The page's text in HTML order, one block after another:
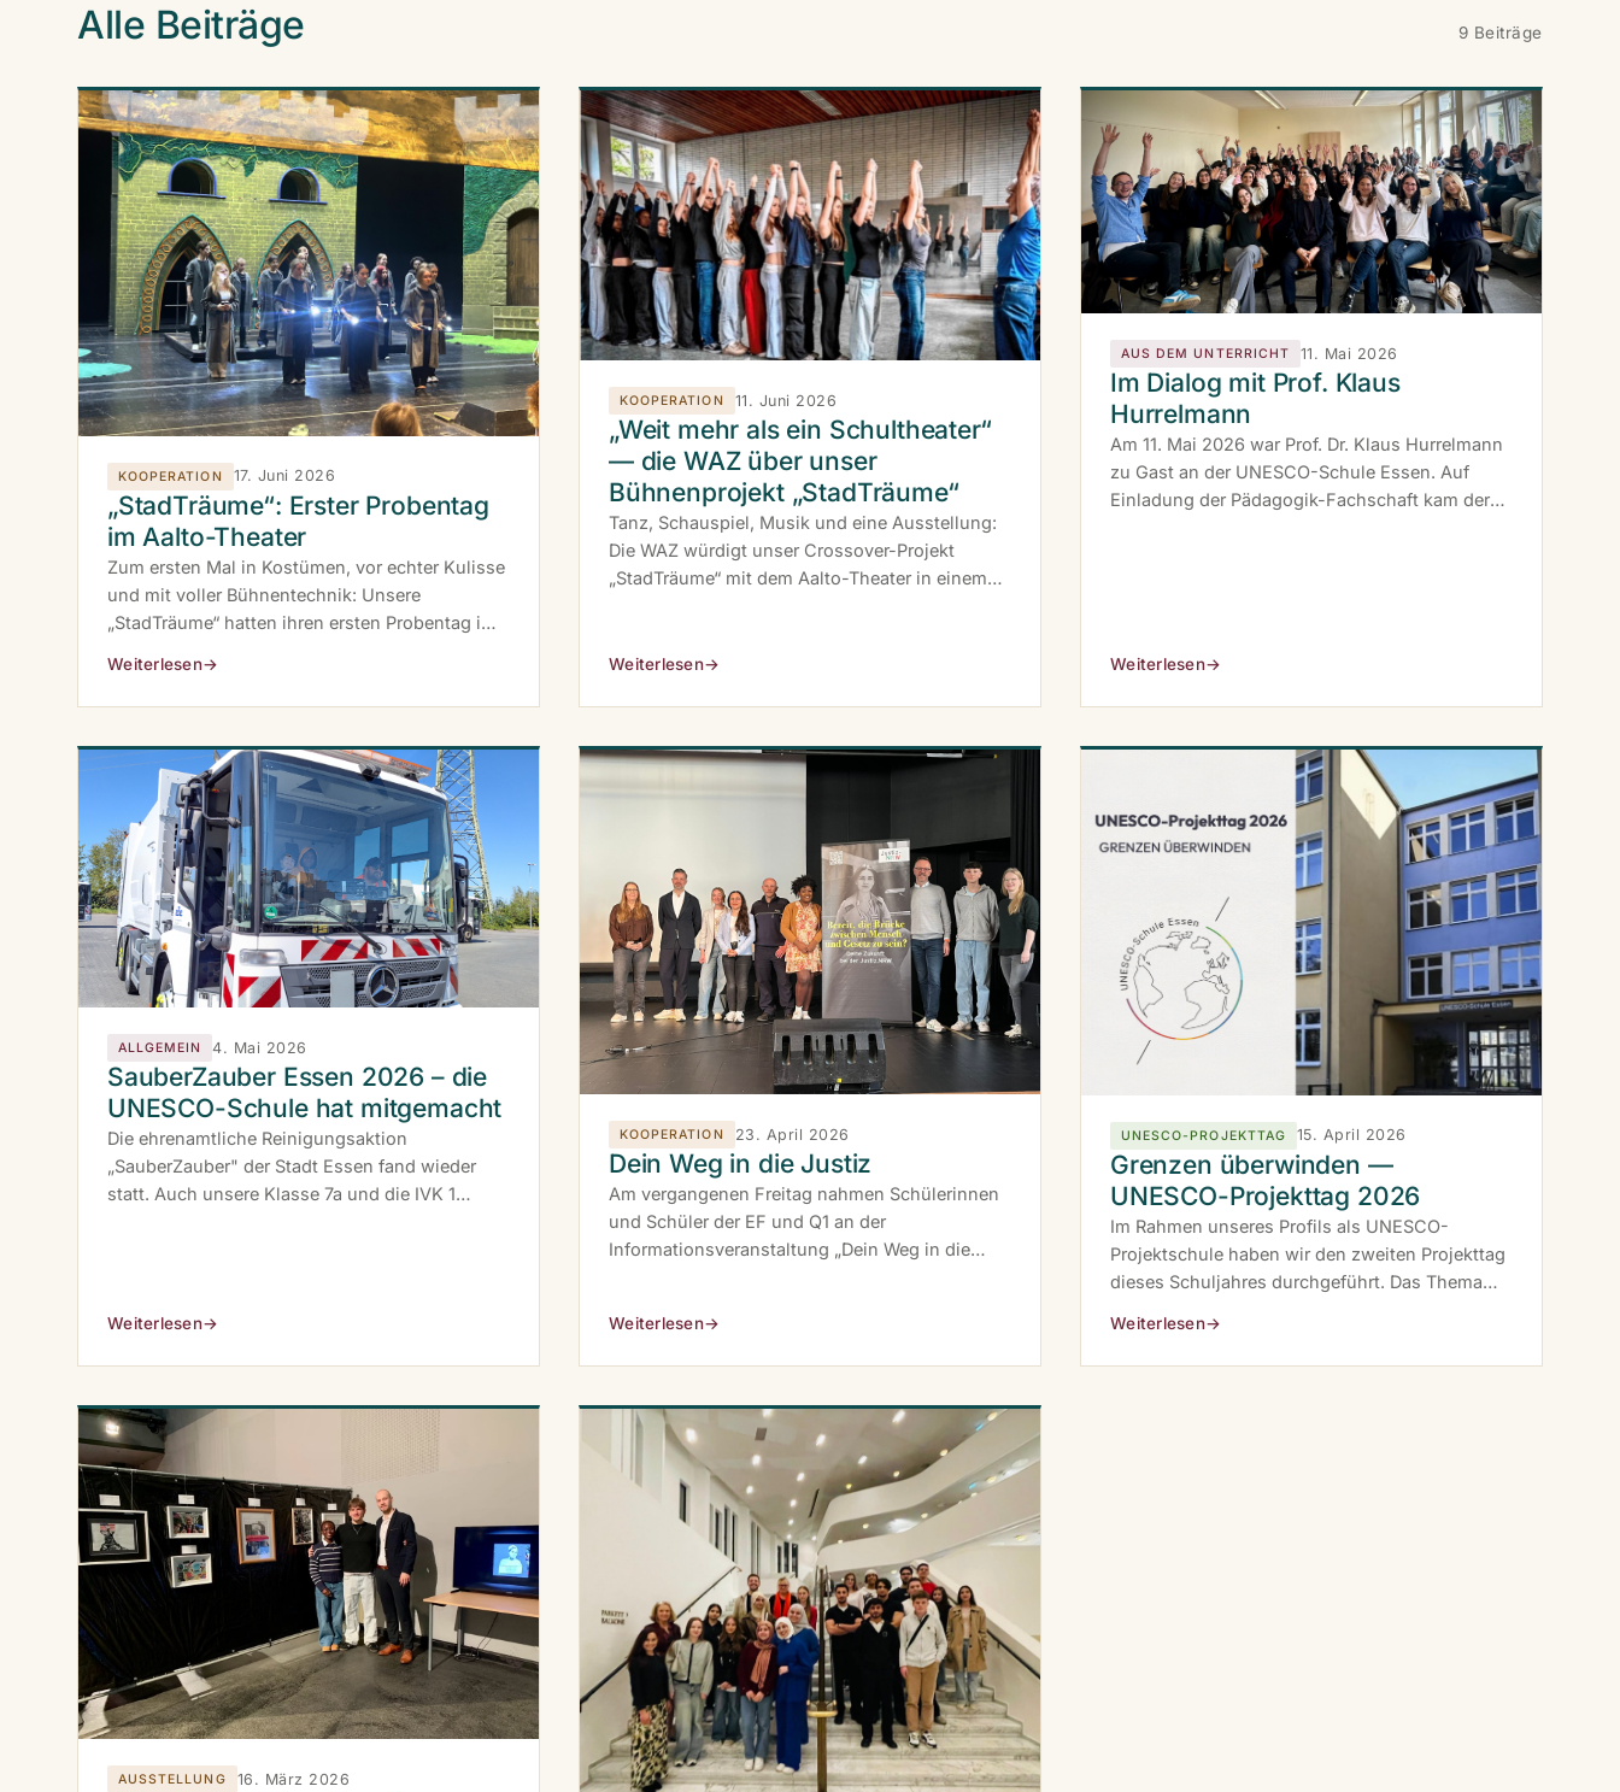
Alle Beiträge 9 Beiträge
KOOPERATION 17. Juni 2026
„StadTräume“: Erster Probentag
im Aalto-Theater
Zum ersten Mal in Kostümen, vor echter Kulisse
und mit voller Bühnentechnik: Unsere
„StadTräume“ hatten ihren ersten Probentag im
Uraufführung am 25. und 26. Juni 2026 wächst
mit jeder Probe.
Weiterlesen→
KOOPERATION 11. Juni 2026
„Weit mehr als ein Schultheater“
— die WAZ über unser
Bühnenprojekt „StadTräume“
Tanz, Schauspiel, Musik und eine Ausstellung:
Die WAZ würdigt unser Crossover-Projekt
„StadTräume“ mit dem Aalto-Theater in einem
TuP.
Weiterlesen→
AUS DEM UNTERRICHT 11. Mai 2026
Im Dialog mit Prof. Klaus
Hurrelmann
Am 11. Mai 2026 war Prof. Dr. Klaus Hurrelmann
zu Gast an der UNESCO-Schule Essen. Auf
Einladung der Pädagogik-Fachschaft kam der
Weiterlesen→
ALLGEMEIN 4. Mai 2026
SauberZauber Essen 2026 – die
UNESCO-Schule hat mitgemacht
Die ehrenamtliche Reinigungsaktion
„SauberZauber" der Stadt Essen fand wieder
statt. Auch unsere Klasse 7a und die IVK 1
Weiterlesen→
KOOPERATION 23. April 2026
Dein Weg in die Justiz
Am vergangenen Freitag nahmen Schülerinnen
und Schüler der EF und Q1 an der
Informationsveranstaltung „Dein Weg in die
Weiterlesen→
UNESCO-PROJEKTTAG 15. April 2026
Grenzen überwinden —
UNESCO-Projekttag 2026
Im Rahmen unseres Profils als UNESCO-
Projektschule haben wir den zweiten Projekttag
dieses Schuljahres durchgeführt. Das Thema
persönlichen Grenzen bis hin zu globalen
Herausforderungen.
Weiterlesen→
AUSSTELLUNG 16. März 2026